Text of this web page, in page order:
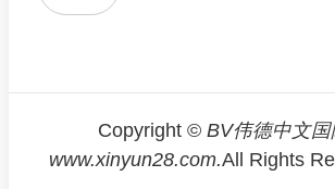
Copyright © BV伟德中文
www.xinyun28.com.All Rights